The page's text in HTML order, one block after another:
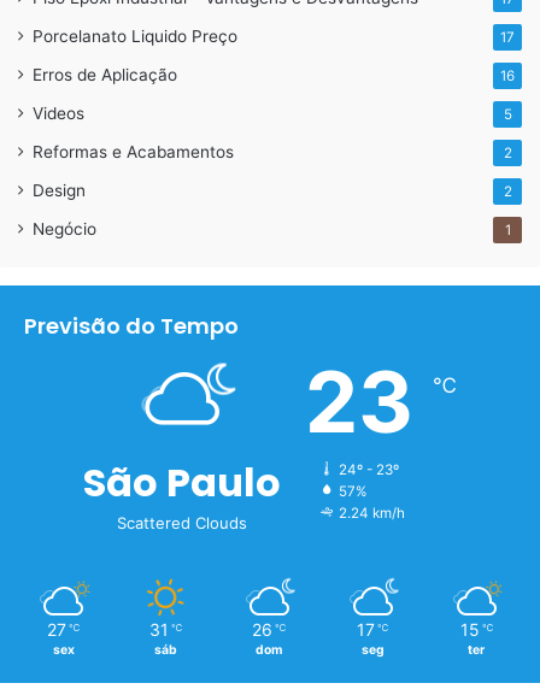
Preparação quadra poliesportiva
Postamos algumas imagens passo a passo
Somos experientes na execução de revestimentos
monolíticos há 8 anos. Equipe qualificada na execução
Porcelanato Liquido Preço 17
Erros de Aplicação 16
Videos 5
Reformas e Acabamentos 2
Design 2
Negócio 1
Previsão do Tempo
São Paulo
Scattered Clouds
23 ℃
24º - 23º
57%
2.24 km/h
27 ℃
sex
31 ℃
sáb
26 ℃
dom
17 ℃
seg
15 ℃
ter